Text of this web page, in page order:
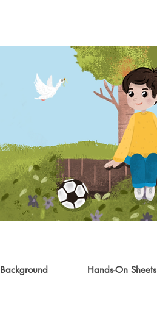
Background Hands-On Sheets